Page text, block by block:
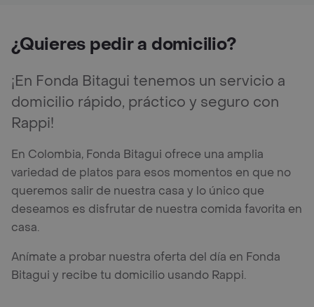
¿Quieres pedir a domicilio?
¡En Fonda Bitagui tenemos un servicio a
domicilio rápido, práctico y seguro con
Rappi!
En Colombia, Fonda Bitagui ofrece una amplia
variedad de platos para esos momentos en que no
queremos salir de nuestra casa y lo único que
deseamos es disfrutar de nuestra comida favorita en
casa.
Anímate a probar nuestra oferta del día en Fonda
Bitagui y recibe tu domicilio usando Rappi.